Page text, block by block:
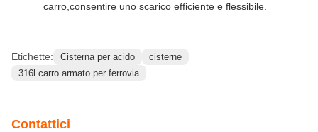
carro,consentire uno scarico efficiente e flessibile.
Etichette: Cisterna per acido
cisterne
316l carro armato per ferrovia
Contattici